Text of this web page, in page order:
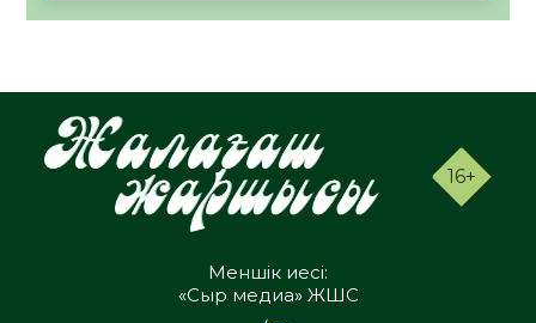
16+
Меншік иесі:
«Сыр медиа» ЖШС